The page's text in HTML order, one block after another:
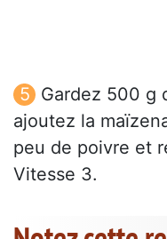
Gardez 500 g
ajoutez la
peu de poivre et
Vitesse 3.